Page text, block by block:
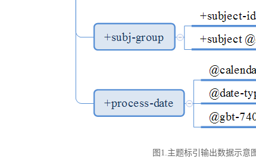
图1.主题标引输出数据示意